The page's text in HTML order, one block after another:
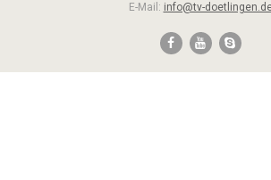
E-Mail: info@tv-